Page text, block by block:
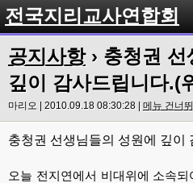
전국지리교사연합회
공지사항› 충청권 선
깊이 감사드립니다.(
마리오 | 2010.09.18 08:30:28 | 메뉴 건너뛰
충청권 선생님들의 성원에 깊이
오늘 전지연에서 비대위에 소속